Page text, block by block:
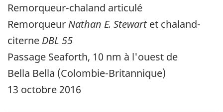
Remorqueur-chaland articulé
Remorqueur Nathan E. Stewartet chaland-
citerne DBL 55
Passage Seaforth, 10 nm à l'ouest de
Bella Bella (Colombie-Britannique)
13 octobre 2016